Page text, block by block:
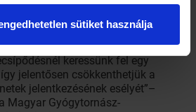
sütiket használja
fájdalomcsillapítást vár a
tisztában azzal, hogy az időben
jelentősen tudja enyhíteni
már az első apróbb balesetnél,
keressünk fel egy
jelentősen csökkenthetjük a
jelentkezésének esélyét”–
Magyar Gyógytornász-